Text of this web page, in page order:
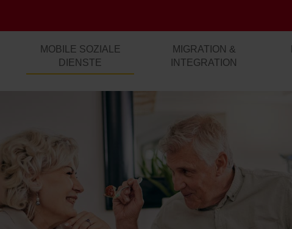
MOBILE SOZIALE
DIENSTE
MIGRATION &
INTEGRATION